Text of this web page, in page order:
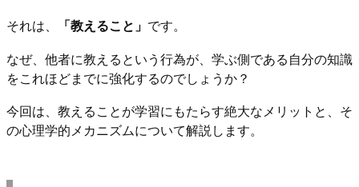
それは、 「教えること」 です。
なぜ、他者に教えるという行為が、学ぶ側である自分の知識
をこれほどまでに強化するのでしょうか？
今回は、教えることが学習にもたらす絶大なメリットと、そ
の心理学的メカニズムについて解説します。